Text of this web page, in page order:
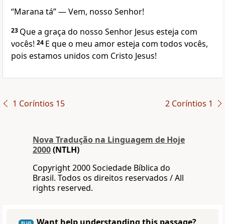
“Marana tá” — Vem, nosso Senhor!
23 Que a graça do nosso Senhor Jesus esteja com
vocês! 24 E que o meu amor esteja com todos vocês,
pois estamos unidos com Cristo Jesus!
1 Coríntios 15 2 Coríntios 1
Nova Traduҫão na Linguagem de Hoje
2000(NTLH)
Copyright 2000 Sociedade Bíblica do
Brasil. Todos os direitos reservados / All
rights reserved.
PLUS